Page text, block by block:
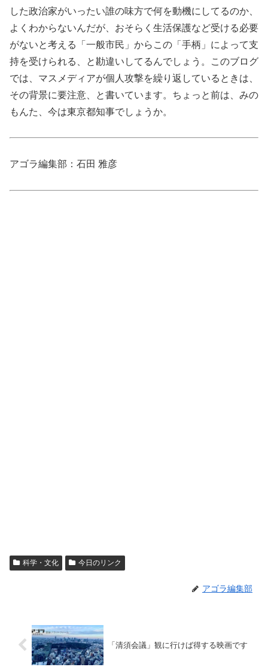
した政治家がいったい誰の味方で何を動機にしてるのか、
よくわからないんだが、おそらく生活保護など受ける必要
がないと考える「一般市民」からこの「手柄」によって支
持を受けられる、と勘違いしてるんでしょう。このブログ
では、マスメディアが個人攻撃を繰り返しているときは、
その背景に要注意、と書いています。ちょっと前は、みの
もんた、今は東京都知事でしょうか。
アゴラ編集部：石田 雅彦
科学・文化 今日のリンク
アゴラ編集部
「清須会議」観に行けば得する映画です